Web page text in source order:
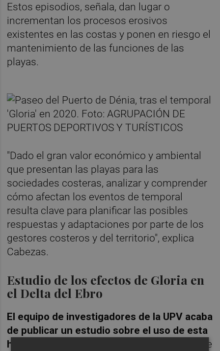
Estos episodios, señala, dan lugar o
incrementan los procesos erosivos
existentes en las costas y ponen en riesgo el
mantenimiento de las funciones de las
playas.
"Dado el gran valor económico y ambiental
que presentan las playas para las
sociedades costeras, analizar y comprender
cómo afectan los eventos de temporal
resulta clave para planificar las posibles
respuestas y adaptaciones por parte de los
gestores costeros y del territorio", explica
Cabezas.
Estudio de los efectos de Gloria en
el Delta del Ebro
El equipo de investigadores de la UPV acaba
de publicar un estudio sobre el uso de esta
herramienta
, en el que analizaron con detalle